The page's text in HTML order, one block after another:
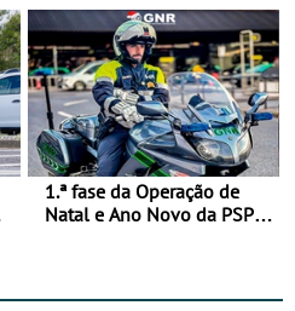
1.ª fase da Operação de
Natal e Ano Novo da PSP e